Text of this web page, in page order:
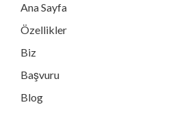
Ana Sayfa
Özellikler
Biz
Başvuru
Blog